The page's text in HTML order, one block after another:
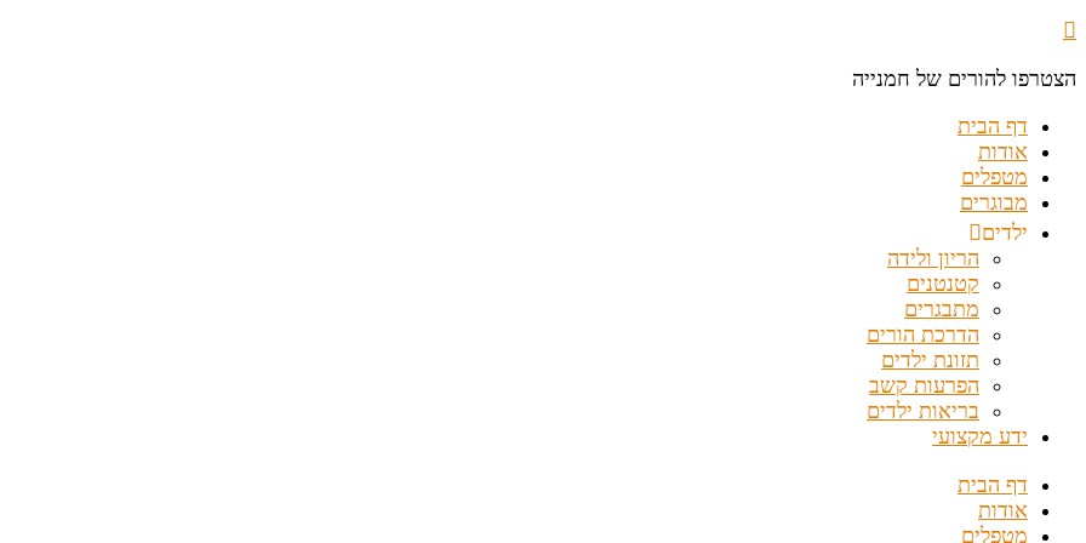
הצטרפו להורים של חמנייה
דף הבית
אודות
מטפלים
מבוגרים
ילדים
הריון ולידה
קטנטנים
מתבגרים
הדרכת הורים
תזונת ילדים
הפרעות קשב
בריאות ילדים
ידע מקצועי
דף הבית
אודות
מטפלים